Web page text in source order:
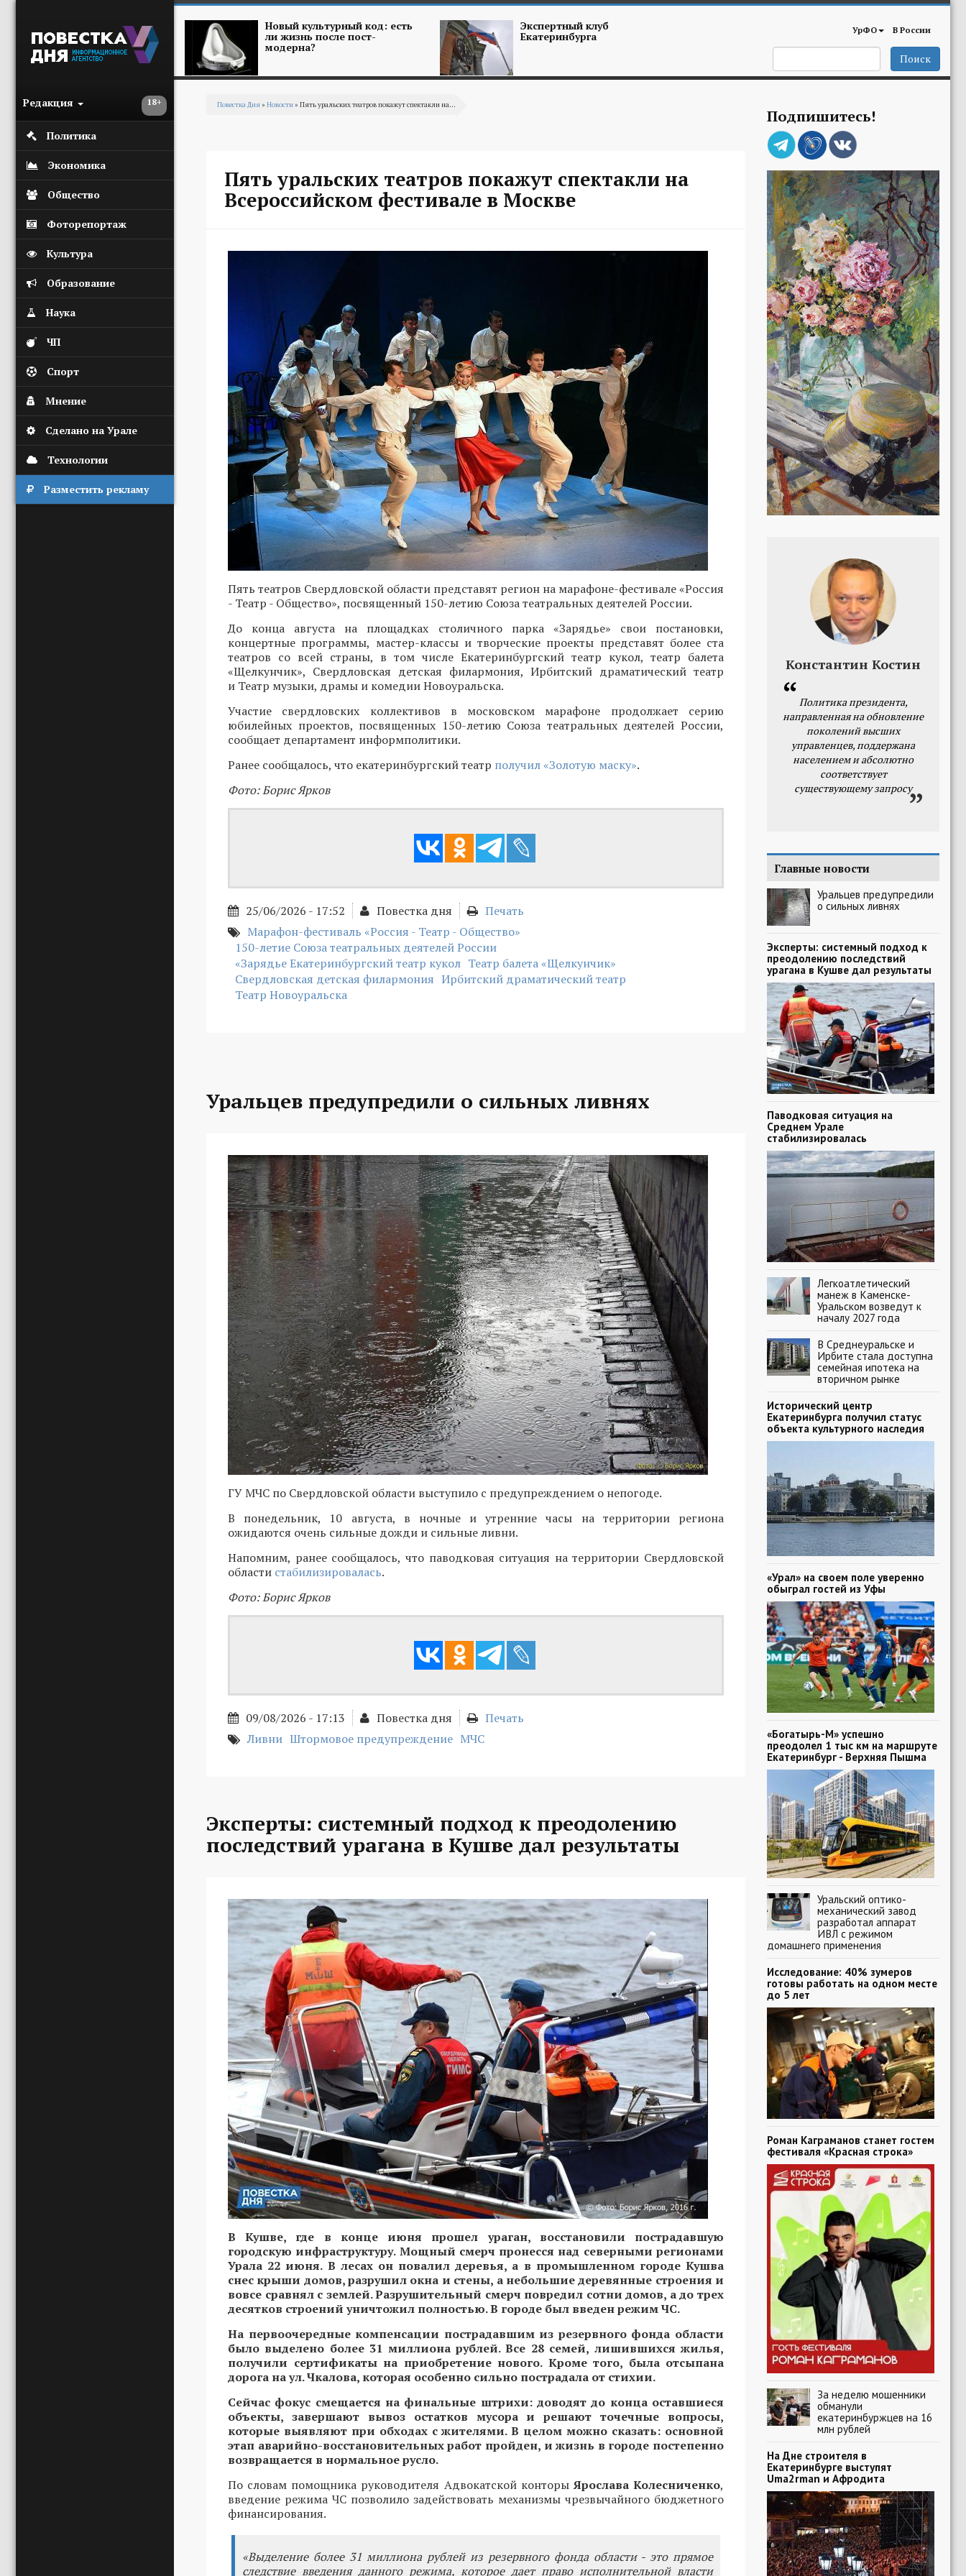
18+
Редакция
Политика
Экономика
Общество
Фоторепортаж
Культура
Образование
Наука
ЧП
Спорт
Мнение
Сделано на Урале
Технологии
Разместить рекламу
Новый культурный код: есть
ли жизнь после пост-
модерна?
Экспертный клуб
Екатеринбурга УрФО В России
Поиск
Повестка Дня» Новости» Пять уральских театров покажут спектакли на...
Пять уральских театров покажут спектакли на
Всероссийском фестивале в Москве
Пять театров Свердловской области представят регион на марафоне-фестивале «Россия
- Театр - Общество», посвященный 150-летию Союза театральных деятелей России.
До конца августа на площадках столичного парка «Зарядье» свои постановки,
концертные программы, мастер-классы и творческие проекты представят более ста
театров со всей страны, в том числе Екатеринбургский театр кукол, театр балета
«Щелкунчик», Свердловская детская филармония, Ирбитский драматический театр
и Театр музыки, драмы и комедии Новоуральска.
Участие свердловских коллективов в московском марафоне продолжает серию
юбилейных проектов, посвященных 150-летию Союза театральных деятелей России,
сообщает департамент информполитики.
Ранее сообщалось, что екатеринбургский театр получил «Золотую маску».
Фото: Борис Ярков
25/06/2026 - 17:52 Повестка дня
Печать
Марафон-фестиваль «Россия - Театр - Общество»
150-летие Союза театральных деятелей России
«Зарядье Екатеринбургский театр кукол Театр балета «Щелкунчик»
Свердловская детская филармония Ирбитский драматический театр
Театр Новоуральска
Уральцев предупредили о сильных ливнях
ГУ МЧС по Свердловской области выступило с предупреждением о непогоде.
В понедельник, 10 августа, в ночные и утренние часы на территории региона
ожидаются очень сильные дожди и сильные ливни.
Напомним, ранее сообщалось, что паводковая ситуация на территории Свердловской
области стабилизировалась.
Фото: Борис Ярков
09/08/2026 - 17:13 Повестка дня
Печать
Ливни Штормовое предупреждение МЧС
Эксперты: системный подход к преодолению
последствий урагана в Кушве дал результаты
В Кушве, где в конце июня прошел ураган, восстановили пострадавшую
городскую инфраструктуру. Мощный смерч пронесся над северными регионами
Урала 22 июня. В лесах он повалил деревья, а в промышленном городе Кушва
снес крыши домов, разрушил окна и стены, а небольшие деревянные строения и
вовсе сравнял с землей. Разрушительный смерч повредил сотни домов, а до трех
десятков строений уничтожил полностью. В городе был введен режим ЧС.
На первоочередные компенсации пострадавшим из резервного фонда области
было выделено более 31 миллиона рублей. Все 28 семей, лишившихся жилья,
получили сертификаты на приобретение нового. Кроме того, была отсыпана
дорога на ул. Чкалова, которая особенно сильно пострадала от стихии.
Сейчас фокус смещается на финальные штрихи: доводят до конца оставшиеся
объекты, завершают вывоз остатков мусора и решают точечные вопросы,
которые выявляют при обходах с жителями. В целом можно сказать: основной
этап аварийно-восстановительных работ пройден, и жизнь в городе постепенно
возвращается в нормальное русло.
По словам помощника руководителя Адвокатской конторыЯрослава Колесниченко,
введение режима ЧС позволило задействовать механизмы чрезвычайного бюджетного
финансирования.
«Выделение более 31 миллиона рублей из резервного фонда области - это прямое
следствие введения данного режима, которое дает право исполнительной власти
Подпишитесь!
Константин Костин
Политика президента,
направленная на обновление
поколений высших
управленцев, поддержана
населением и абсолютно
соответствует
существующему запросу
Главные новости
Уральцев предупредили
о сильных ливнях
Эксперты: системный подход к
преодолению последствий
урагана в Кушве дал результаты
Паводковая ситуация на
Среднем Урале
стабилизировалась
Легкоатлетический
манеж в Каменске-
Уральском возведут к
началу 2027 года
В Среднеуральске и
Ирбите стала доступна
семейная ипотека на
вторичном рынке
Исторический центр
Екатеринбурга получил статус
объекта культурного наследия
«Урал» на своем поле уверенно
обыграл гостей из Уфы
«Богатырь-М» успешно
преодолел 1 тыс км на маршруте
Екатеринбург - Верхняя Пышма
Уральский оптико-
механический завод
разработал аппарат
ИВЛ с режимом
домашнего применения
Исследование: 40% зумеров
готовы работать на одном месте
до 5 лет
Роман Каграманов станет гостем
фестиваля «Красная строка»
За неделю мошенники
обманули
екатеринбуржцев на 16
млн рублей
На Дне строителя в
Екатеринбурге выступят
Uma2rman и Афродита